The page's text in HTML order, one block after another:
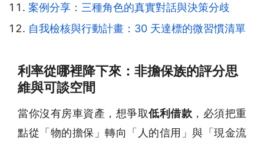
案例分享：三種角色的真實對話與決策分歧
自我檢核與行動計畫：30 天達標的微習慣清單
利率從哪裡降下來：非擔保族的評分思
維與可談空間
當你沒有房車資產，想爭取低利借款 ，必須把重
點從「物的擔保」轉向「人的信用」與「現金流